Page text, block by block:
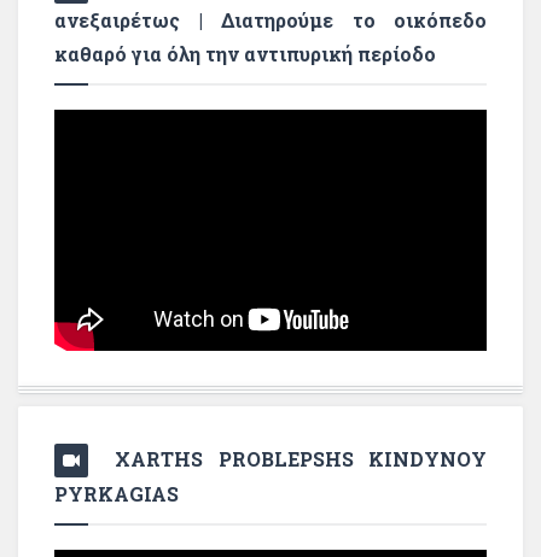
ανεξαιρέτως | Διατηρούμε το οικόπεδο
καθαρό για όλη την αντιπυρική περίοδο
XARTHS PROBLEPSHS KINDYNOY
PYRKAGIAS